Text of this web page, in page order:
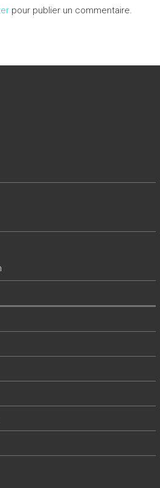
pour publier un commentaire.